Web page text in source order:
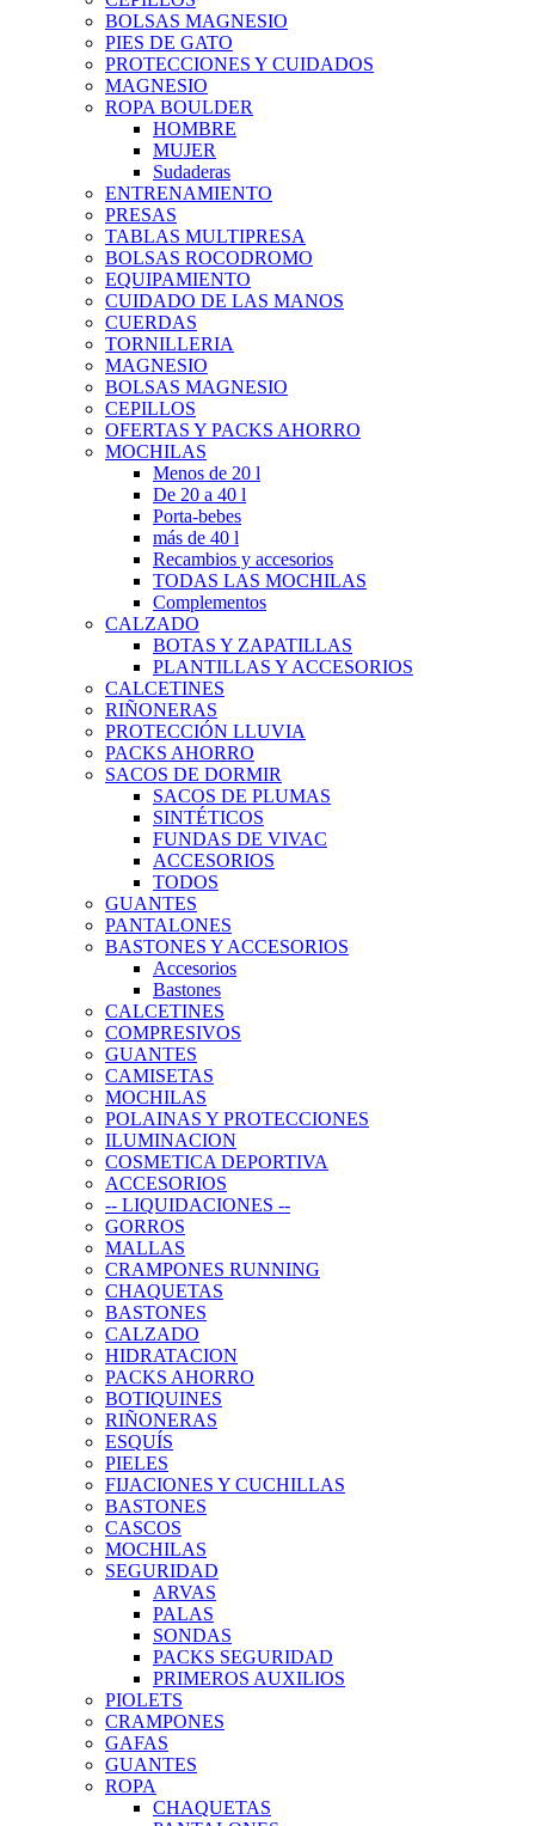
BOLSAS MAGNESIO
PIES DE GATO
PROTECCIONES Y CUIDADOS
MAGNESIO
ROPA BOULDER
HOMBRE
MUJER
Sudaderas
ENTRENAMIENTO
PRESAS
TABLAS MULTIPRESA
BOLSAS ROCODROMO
EQUIPAMIENTO
CUIDADO DE LAS MANOS
CUERDAS
TORNILLERIA
MAGNESIO
BOLSAS MAGNESIO
CEPILLOS
OFERTAS Y PACKS AHORRO
MOCHILAS
Menos de 20 l
De 20 a 40 l
Porta-bebes
más de 40 l
Recambios y accesorios
TODAS LAS MOCHILAS
Complementos
CALZADO
BOTAS Y ZAPATILLAS
PLANTILLAS Y ACCESORIOS
CALCETINES
RIÑONERAS
PROTECCIÓN LLUVIA
PACKS AHORRO
SACOS DE DORMIR
SACOS DE PLUMAS
SINTÉTICOS
FUNDAS DE VIVAC
ACCESORIOS
TODOS
GUANTES
PANTALONES
BASTONES Y ACCESORIOS
Accesorios
Bastones
CALCETINES
COMPRESIVOS
GUANTES
CAMISETAS
MOCHILAS
POLAINAS Y PROTECCIONES
ILUMINACION
COSMETICA DEPORTIVA
ACCESORIOS
-- LIQUIDACIONES --
GORROS
MALLAS
CRAMPONES RUNNING
CHAQUETAS
BASTONES
CALZADO
HIDRATACION
PACKS AHORRO
BOTIQUINES
RIÑONERAS
ESQUÍS
PIELES
FIJACIONES Y CUCHILLAS
BASTONES
CASCOS
MOCHILAS
SEGURIDAD
ARVAS
PALAS
SONDAS
PACKS SEGURIDAD
PRIMEROS AUXILIOS
PIOLETS
CRAMPONES
GAFAS
GUANTES
ROPA
CHAQUETAS